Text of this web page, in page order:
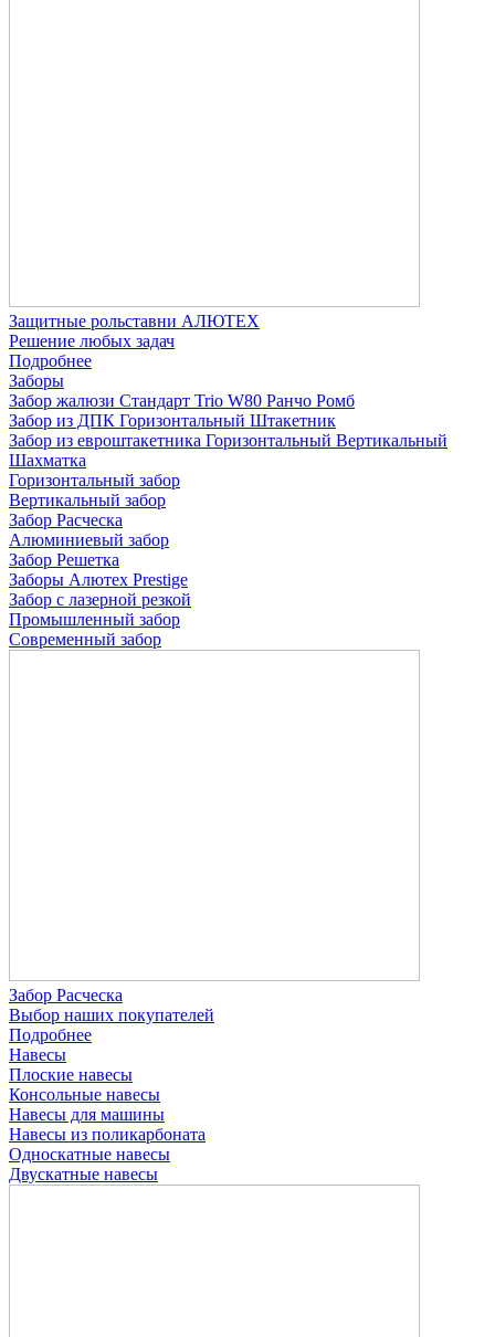
Защитные рольставни АЛЮТЕХ
Решение любых задач
Подробнее
Заборы
Забор жалюзи Стандарт Trio W80 Ранчо Ромб
Забор из ДПК Горизонтальный Штакетник
Забор из евроштакетника Горизонтальный Вертикальный
Шахматка
Горизонтальный забор
Вертикальный забор
Забор Расческа
Алюминиевый забор
Забор Решетка
Заборы Алютех Prestige
Забор с лазерной резкой
Промышленный забор
Современный забор
Забор Расческа
Выбор наших покупателей
Подробнее
Навесы
Плоские навесы
Консольные навесы
Навесы для машины
Навесы из поликарбоната
Односкатные навесы
Двускатные навесы